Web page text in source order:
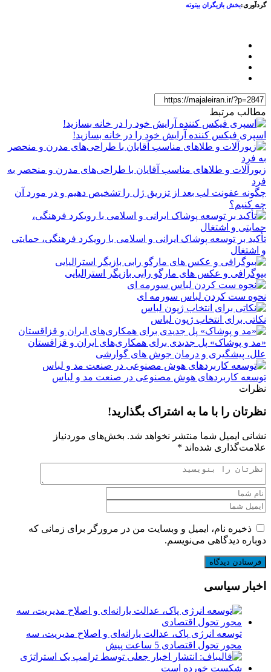
گردآوری:بخش بازیگران بیتوته
مطالب مرتبط
اسپری فیکس کننده آرایش خود را در خانه بسازید!
زیورآلات و طلاهای مناسب آقایان با طراحی‌های مدرن و منحصر به
فرد
چگونه عفونت لب بعد از تزریق ژل را تشخیص دهیم و در مورد آن
چه کنیم؟
تأکید بر توسعه پوشاک ایرانی و اسلامی با رویکرد فرهنگی، حمایتی
و اشتغال
بیوگرافی و عکس های مارگو رابی بازیگر استرالیایی
نحوه ست کردن لباس سورمه ای
نکاتی برای انتخاب ژپون لباس
«مد و پوشاک» پل جدیدی برای همکاری‌های ایران و قزاقستان
علل، پیشگیری و درمان جوش های گوارشی
توسعه کاربردهای هوش مصنوعی در صنعت مد و لباس
نظرات
نظرتان را با ما به اشتراک بگذارید!
نشانی ایمیل شما منتشر نخواهد شد. بخش‌های موردنیاز
علامت‌گذاری شده‌اند *
ذخیره نام، ایمیل و وبسایت من در مرورگر برای زمانی که
دوباره دیدگاهی می‌نویسم.
اخبار سیاسی
توسعه انرژی پاک، عدالت یارانه‌ای و اصلاح مدیریت، سه
محور تحول اقتصادی 5 ساعت پیش